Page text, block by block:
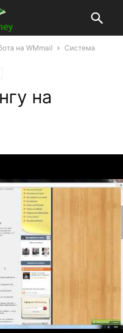
на WMmail
Система
на